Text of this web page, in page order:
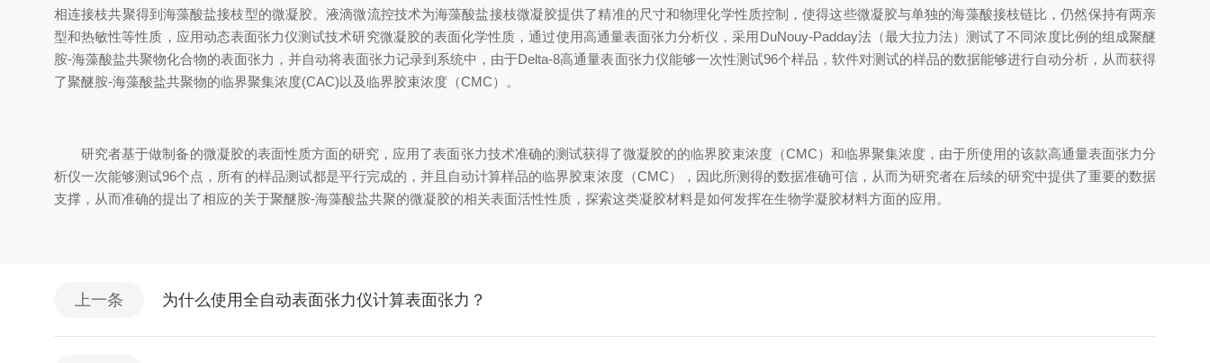
相连接枝共聚得到海藻酸盐接枝型的微凝胶。液滴微流控技术为海藻酸盐接枝微凝胶提供了精准的尺寸和物理化学性质控制，使得这些微凝胶与单独的海藻酸接枝链比，仍然保持有两亲
型和热敏性等性质，应用动态表面张力仪测试技术研究微凝胶的表面化学性质，通过使用高通量表面张力分析仪，采用DuNouy-Padday法（最大拉力法）测试了不同浓度比例的组成聚醚
胺-海藻酸盐共聚物化合物的表面张力，并自动将表面张力记录到系统中，由于Delta-8高通量表面张力仪能够一次性测试96个样品，软件对测试的样品的数据能够进行自动分析，从而获得
了聚醚胺-海藻酸盐共聚物的临界聚集浓度(CAC)以及临界胶束浓度（CMC）。
研究者基于做制备的微凝胶的表面性质方面的研究，应用了表面张力技术准确的测试获得了微凝胶的的临界胶束浓度（CMC）和临界聚集浓度，由于所使用的该款高通量表面张力分
析仪一次能够测试96个点，所有的样品测试都是平行完成的，并且自动计算样品的临界胶束浓度（CMC），因此所测得的数据准确可信，从而为研究者在后续的研究中提供了重要的数据
支撑，从而准确的提出了相应的关于聚醚胺-海藻酸盐共聚的微凝胶的相关表面活性性质，探索这类凝胶材料是如何发挥在生物学凝胶材料方面的应用。
上一条 为什么使用全自动表面张力仪计算表面张力？